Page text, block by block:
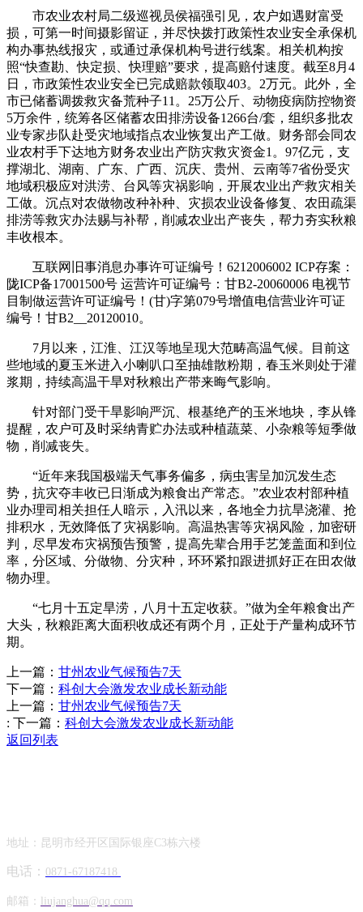
市农业农村局二级巡视员侯福强引见，农户如遇财富受
损，可第一时间摄影留证，并尽快拨打政策性农业安全承保机
构办事热线报灾，或通过承保机构号进行线案。相关机构按
照“快查勘、快定损、快理赔”要求，提高赔付速度。截至8月4
日，市政策性农业安全已完成赔款领取403。2万元。此外，全
市已储蓄调拨救灾备荒种子11。25万公斤、动物疫病防控物资
5万余件，统筹各区储蓄农田排涝设备1266台/套，组织多批农
业专家步队赴受灾地域指点农业恢复出产工做。财务部会同农
业农村手下达地方财务农业出产防灾救灾资金1。97亿元，支
撑湖北、湖南、广东、广西、沉庆、贵州、云南等7省份受灾
地域积极应对洪涝、台风等灾祸影响，开展农业出产救灾相关
工做。沉点对农做物改种补种、灾损农业设备修复、农田疏渠
排涝等救灾办法赐与补帮，削减农业出产丧失，帮力夯实秋粮
丰收根本。
互联网旧事消息办事许可证编号！6212006002 ICP存案：
陇ICP备17001500号 运营许可证编号：甘B2-20060006 电视节
目制做运营许可证编号！(甘)字第079号增值电信营业许可证
编号！甘B2__20120010。
7月以来，江淮、江汉等地呈现大范畴高温气候。目前这
些地域的夏玉米进入小喇叭口至抽雄散粉期，春玉米则处于灌
浆期，持续高温干旱对秋粮出产带来晦气影响。
针对部门受干旱影响严沉、根基绝产的玉米地块，李从锋
提醒，农户可及时采纳青贮办法或种植蔬菜、小杂粮等短季做
物，削减丧失。
“近年来我国极端天气事务偏多，病虫害呈加沉发生态
势，抗灾夺丰收已日渐成为粮食出产常态。”农业农村部种植
业办理司相关担任人暗示，入汛以来，各地全力抗旱浇灌、抢
排积水，无效降低了灾祸影响。高温热害等灾祸风险，加密研
判，尽早发布灾祸预告预警，提高先辈合用手艺笼盖面和到位
率，分区域、分做物、分灾种，环环紧扣跟进抓好正在田农做
物办理。
“七月十五定旱涝，八月十五定收获。”做为全年粮食出产
大头，秋粮距离大面积收成还有两个月，正处于产量构成环节
期。
上一篇： 甘州农业气候预告7天
下一篇： 科创大会激发农业成长新动能
上一篇： 甘州农业气候预告7天
: 下一篇： 科创大会激发农业成长新动能
返回列表
地址：昆明市经开区国际银座C3栋六楼
电话： 0871-67187418
邮箱： liujanghua@qq.com